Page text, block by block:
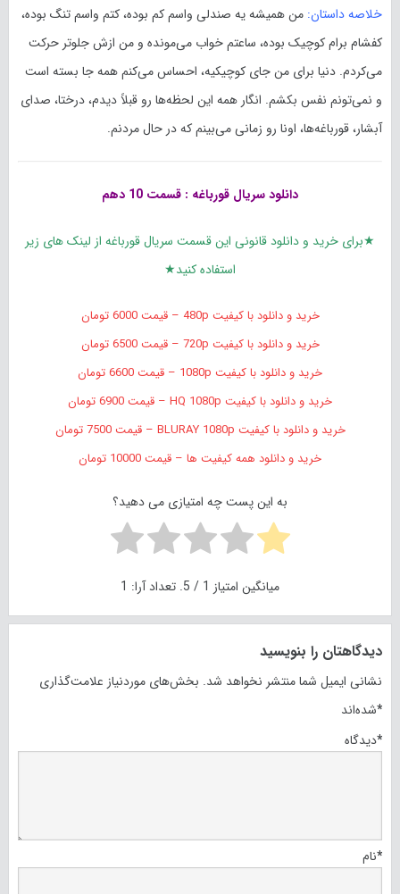
خلاصه داستان: من همیشه یه صندلی واسم کم بوده، کتم واسم تنگ بوده،
کفشام برام کوچیک بوده، ساعتم خواب می‌مونده و من ازش جلوتر حرکت
می‌کردم. دنیا برای من جای کوچیکیه، احساس می‌کنم همه جا بسته است
و نمی‌تونم نفس بکشم. انگار همه این لحظه‌ها رو قبلاً دیدم، درختا، صدای
آبشار، قورباغه‌ها، اونا رو زمانی می‌بینم که در حال مردنم.
دانلود سریال قورباغه : قسمت 10 دهم
★برای خرید و دانلود قانونی این قسمت سریال قورباغه از لینک های زیر
استفاده کنید★
خرید و دانلود با کیفیت 480p – قیمت 6000 تومان
خرید و دانلود با کیفیت 720p – قیمت 6500 تومان
خرید و دانلود با کیفیت 1080p – قیمت 6600 تومان
خرید و دانلود با کیفیت HQ 1080p – قیمت 6900 تومان
خرید و دانلود با کیفیت BLURAY 1080p – قیمت 7500 تومان
خرید و دانلود همه کیفیت ها – قیمت 10000 تومان
به این پست چه امتیازی می دهید؟
میانگین امتیاز 1 / 5. تعداد آرا: 1
دیدگاهتان را بنویسید
نشانی ایمیل شما منتشر نخواهد شد. بخش‌های موردنیاز علامت‌گذاری
شده‌اند*
دیدگاه*
نام*